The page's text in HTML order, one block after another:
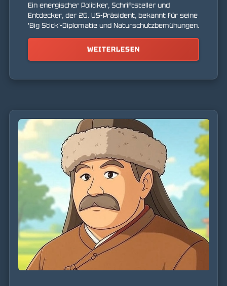
Ein energischer Politiker, Schriftsteller und
Entdecker, der 26. US-Präsident, bekannt für seine
'Big Stick'-Diplomatie und Naturschutzbemühungen.
WEITERLESEN